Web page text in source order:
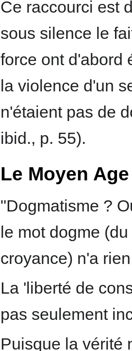
Ce raccourci est
sous silence le
force ont d'abord
la violence d'un
n'étaient pas de
ibid., p. 55).
Le Moyen
"Dogmatisme ?
le mot dogme
croyance) n'a
La 'liberté de
pas seulement
Puisque la vérité